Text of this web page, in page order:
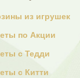
из игрушек
по Акции
с Тедди
с Китти